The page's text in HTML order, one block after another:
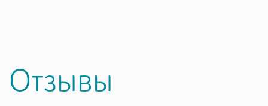
Отзывы